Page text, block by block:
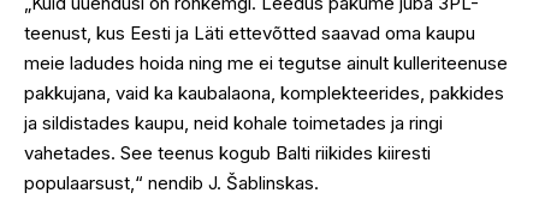
teenust, kus Eesti ja Läti ettevõtted saavad oma kaupu
meie ladudes hoida ning me ei tegutse ainult kulleriteenuse
pakkujana, vaid ka kaubalaona, komplekteerides, pakkides
ja sildistades kaupu, neid kohale toimetades ja ringi
vahetades. See teenus kogub Balti riikides kiiresti
populaarsust,“ nendib J. Šablinskas.